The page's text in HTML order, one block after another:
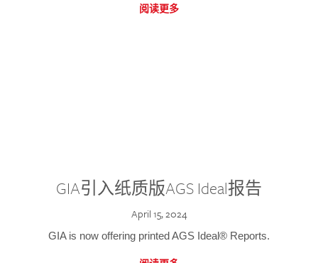
阅读更多
GIA引入纸质版AGS Ideal报告
April 15, 2024
GIA is now offering printed AGS Ideal® Reports.